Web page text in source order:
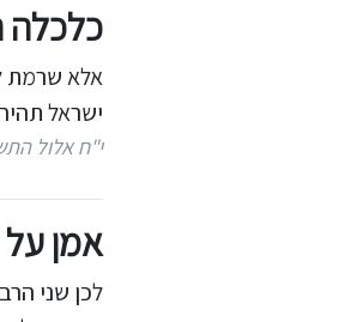
כלכלה
אלא שרמת
ישראל
י"ח אלול
אמן על
לכן שני